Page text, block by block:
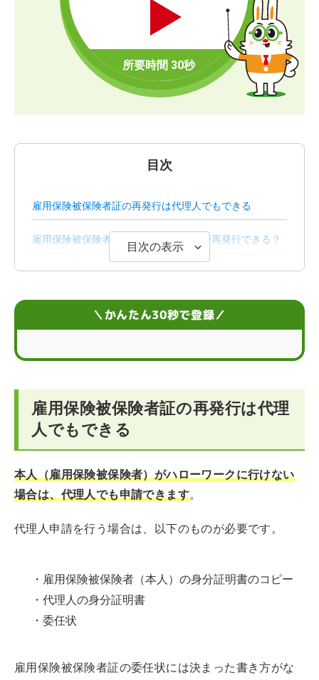
目次
雇用保険被保険者証の再発行は代理人でもできる
雇用保険被保険者証を紛失したらどこで再発行できる？
雇用保険被保険者証とは？加入条件について
目次の表示
＼かんたん30秒で登録／
雇用保険被保険者証の再発行は代理
人でもできる
本人（雇用保険被保険者）がハローワークに行けない
場合は、代理人でも申請できます。
代理人申請を行う場合は、以下のものが必要です。
・雇用保険被保険者（本人）の身分証明書のコピー
・代理人の身分証明書
・委任状
雇用保険被保険者証の委任状には決まった書き方がな